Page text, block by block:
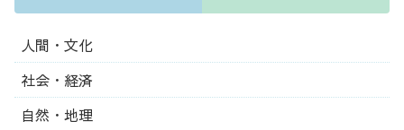
人間・文化
社会・経済
自然・地理